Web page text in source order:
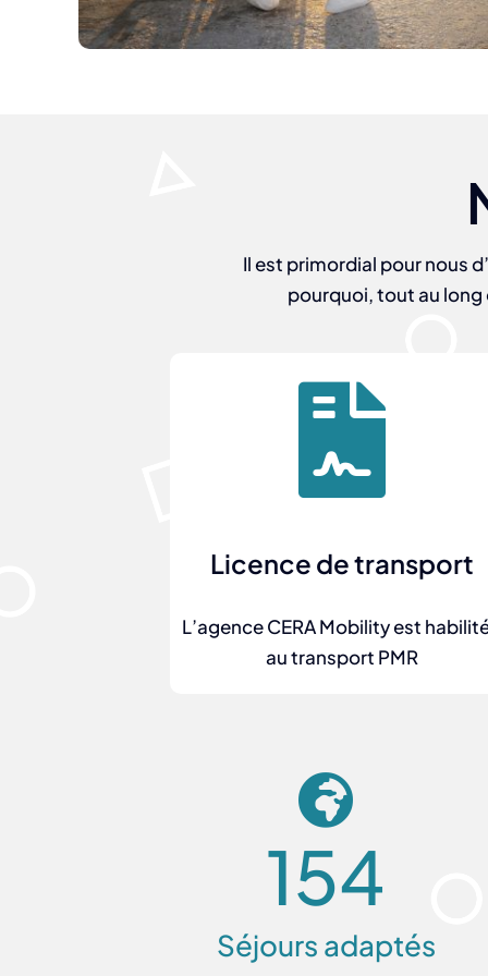
Il est primordial pour nous
pourquoi, tout au long
Licence de transport
L’agence CERA Mobility est
au transport PMR
154
Séjours adaptés